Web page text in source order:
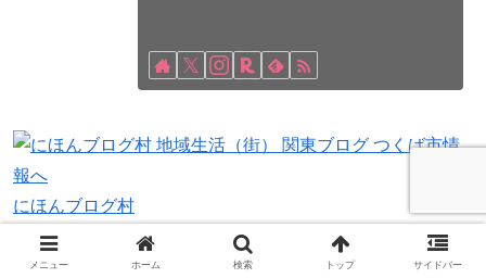
にほんブログ村
片付け・収納・生活
メニュー ホーム 検索 トップ サイドバー